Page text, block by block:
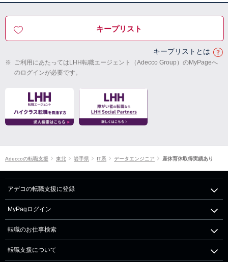
キープリスト
キープリストとは
※ ご利用にあたってはLHH転職エージェント（Adecco Group）のMyPageへ
のログインが必要です。
Adeccoの転職支援 東北 岩手県 IT系 データエンジニア 産休育休取得実績あり
アデコの転職支援に登録
MyPagログイン
転職のお仕事検索
転職支援について